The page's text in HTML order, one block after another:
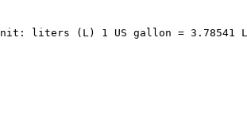
(L) 1 US gallon = 3.78541 L,